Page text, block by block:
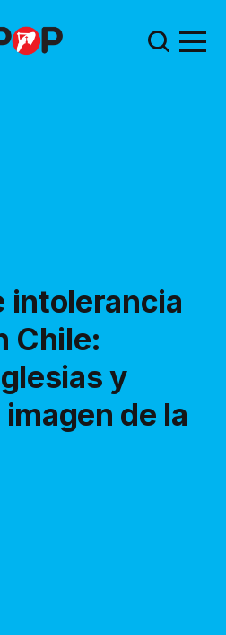
intolerancia
Chile:
y
de la